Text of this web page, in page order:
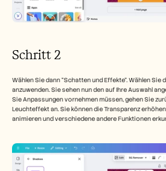
Schritt 2
Wählen Sie dann "Schatten und Effekte". Wählen Sie
anzuwenden. Sie sehen nun den auf Ihre Auswahl
Sie Anpassungen vornehmen müssen, gehen Sie
Leuchteffekt an. Sie können die Transparenz
animieren und verschiedene andere Funktionen